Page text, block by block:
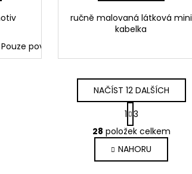
Pouze povlak bez výplně
ručně malovaná látková mini
kabelka
O
v
l
á
NAČÍST 12 DALŠÍCH
S
t
r
á
n
k
1 3
28 položek celkem
NAHORU